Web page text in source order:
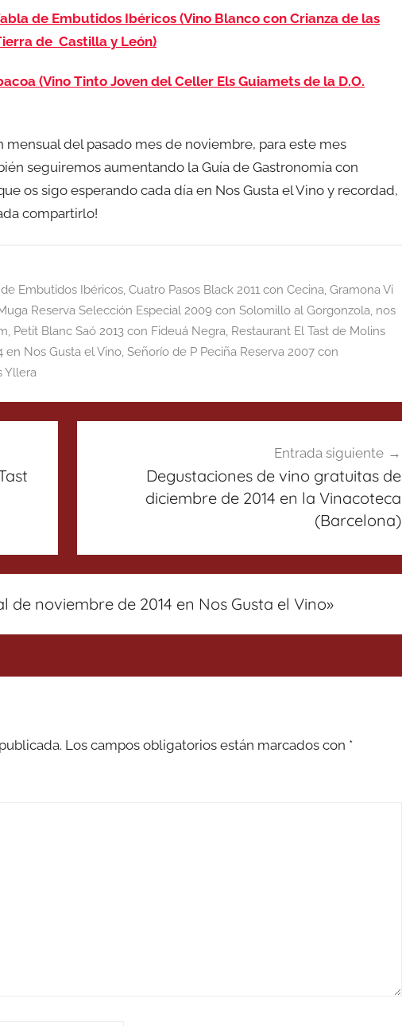
de Embutidos Ibéricos (Vino Blanco con Crianza de las
de Castilla y León)
(Vino Tinto Joven del Celler Els Guiamets de la D.O.
del pasado mes de noviembre, para este mes
seguiremos aumentando la Guía de Gastronomía con
os sigo esperando cada día en Nos Gusta el Vino y recordad,
compartirlo!
Embutidos Ibéricos, Cuatro Pasos Black 2011 con Cecina, Gramona Vi
Reserva Selección Especial 2009 con Solomillo al Gorgonzola, nos
, Petit Blanc Saó 2013 con Fideuá Negra, Restaurant El Tast de Molins
en Nos Gusta el Vino, Señorío de P Peciña Reserva 2007 con
Yllera
Entrada siguiente
Degustaciones de vino gratuitas de
diciembre de 2014 en la Vinacoteca
(Barcelona)
de noviembre de 2014 en Nos Gusta el Vino»
Los campos obligatorios están marcados con *